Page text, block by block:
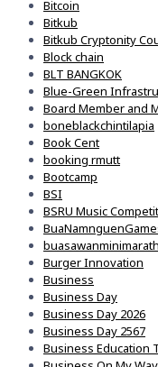
Bitcoin
Bitkub
Bitkub Cryptonity
Block chain
BLT BANGKOK
Blue-Green
Board Member and
boneblackchintilapia
Book Cent
booking rmutt
Bootcamp
BSI
BSRU Music
Burger Innovation
Business
Business Day
Business Day 2026
Business Day 2567
Business Education